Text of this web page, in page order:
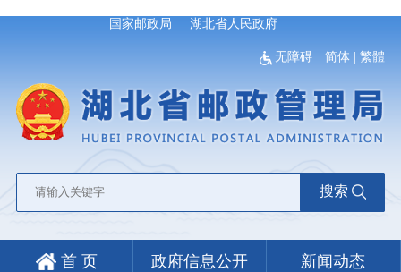
国家邮政局 湖北省人民政府
无障碍 简体 |繁體
搜索
首 页 政府信息公开 新闻动态